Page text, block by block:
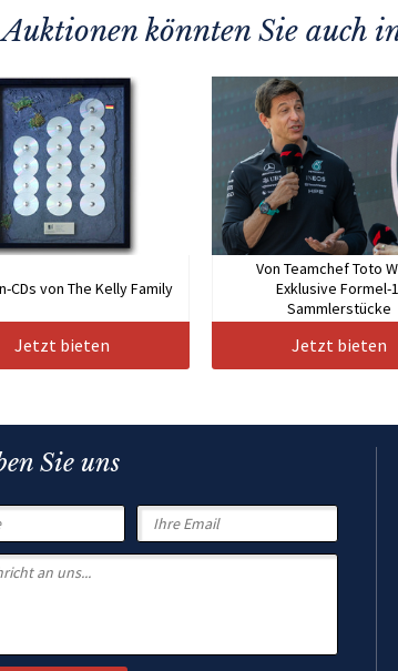
könnten Sie auch
CDs von The Kelly Family
Jetzt bieten
Von Teamchef Toto
Exklusive Formel-
Sammlerstücke
Jetzt bieten
Sie uns